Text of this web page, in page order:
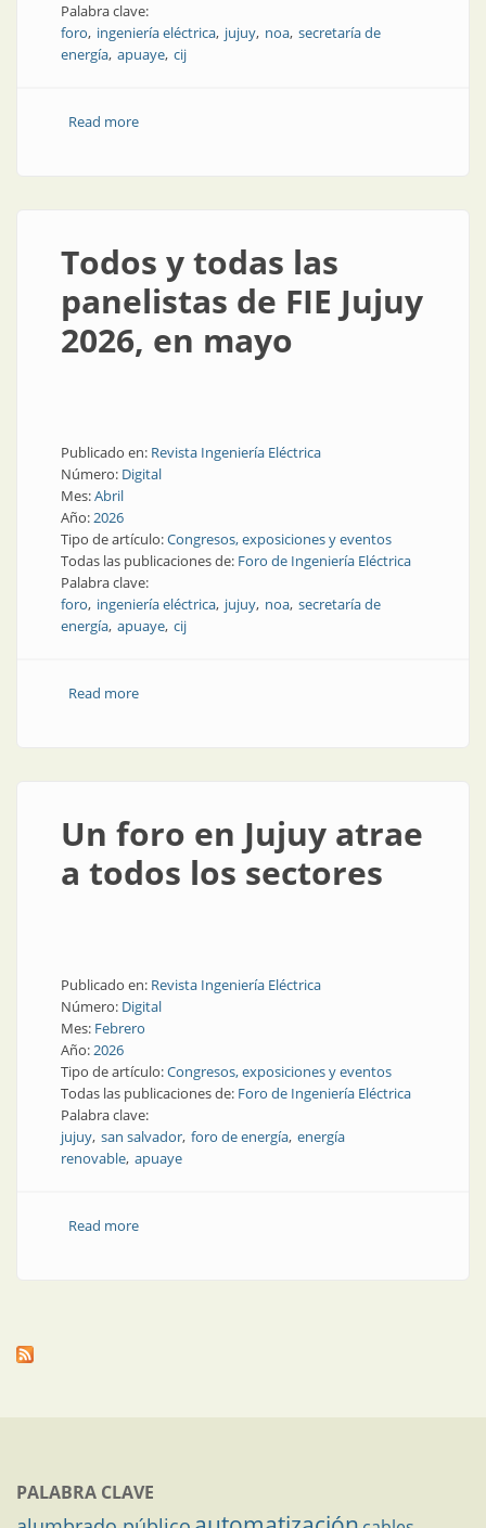
Palabra clave:
foro ingeniería eléctrica jujuy noa secretaría de
energía apuaye cij
Read moreabout ¡Ya empieza! 20 y 21 de mayo, foro en Jujuy
Todos y todas las
panelistas de FIE Jujuy
2026, en mayo
Publicado en: Revista Ingeniería Eléctrica
Número: Digital
Mes:Abril
Año:2026
Tipo de artículo:Congresos, exposiciones y eventos
Todas las publicaciones de: Foro de Ingeniería Eléctrica
Palabra clave:
foro ingeniería eléctrica jujuy noa secretaría de
energía apuaye cij
Read moreabout Todos y todas las panelistas de FIE Jujuy 2026,
Un foro en Jujuy atrae
a todos los sectores
Publicado en: Revista Ingeniería Eléctrica
Número: Digital
Mes: Febrero
Año:2026
Tipo de artículo:Congresos, exposiciones y eventos
Todas las publicaciones de: Foro de Ingeniería Eléctrica
Palabra clave:
jujuy san salvador foro de energía energía
renovable apuaye
Read moreabout Un foro en Jujuy atrae a todos los sectores
PALABRA CLAVE